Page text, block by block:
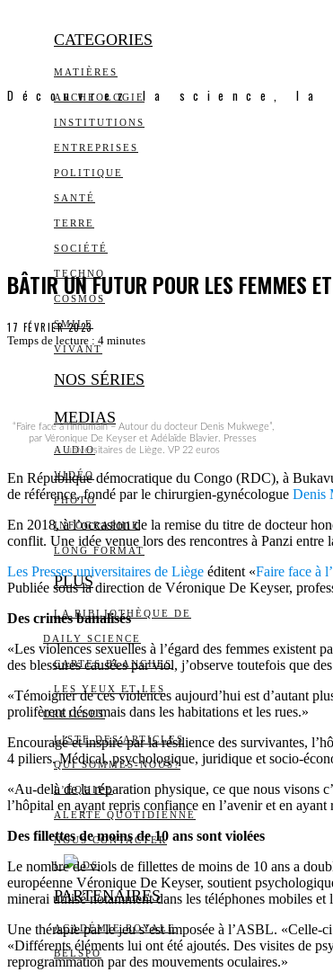
CATEGORIES
MATIÈRES
ARCHEOLOGIE
INSTITUTIONS
ENTREPRISES
POLITIQUE
SANTÉ
TERRE
SOCIÉTÉ
TECHNO
COSMOS
SMILE
VIVANT
NOS SÉRIES
MEDIAS
AUDIO
VIDÉO
PHOTO
INFOGRAPHIE
LONG FORMAT
PLUS
LA BIBLIOTHÈQUE DE
DAILY SCIENCE
CARTES BLANCHES
LES YEUX ET LES
OREILLES
LISTE DES ARTICLES
QUI SOMMES-NOUS?
L’ÉQUIPE
ALERTE QUOTIDIENNE
NOUS CONTACTER
I DS
PARTENAIRES
ACADÉMIE ROYALE
BELSPO
Découvrez la science, la
BÂTIR UN FUTUR POUR LES FEMMES
17 FÉVRIER 2023
Temps de lecture : 4 minutes
“Faire face à l’inhumain – Autour du docteur Denis Mukwege”,
par Véronique De Keyser et Adélaïde Blavier. Presses
universitaires de Liège. VP 22 euros
En République démocratique du Congo (RDC), à
de référence, fondé par le chirurgien-gynécologue Denis
En 2018, à l’occasion de la remise du titre de docteur
conflit. Une idée venue lors des rencontres à Panzi
Les Presses universitaires de Liège éditent «Faire face à
Publiée sous la direction de Véronique De Keyser,
Des crimes banalisés
«Les violences sexuelles à l’égard des femmes existent
des blessures causées par viol, j’observe toutefois que
«Témoigner de ces violences aujourd’hui est d’autant
prolifèrent désormais dans les habitations et les rues.»
Encouragé et inspiré par la résilience des survivantes,
4 piliers. Médical, psychologique, juridique et socio-
«Au-delà de la réparation physique, ce que nous visons
l’hôpital en ayant repris confiance en l’avenir et en
Des fillettes de moins de 10 ans sont violées
Le nombre de viols de fillettes de moins de 10 ans a
européenne Véronique De Keyser, soutient
minerai utilisé notamment dans les téléphones mobiles et
Une thérapie par le jeu s’est imposée à l’ASBL.
«Différents éléments lui ont été ajoutés. Des visites de
reprogrammation par des mouvements oculaires.»